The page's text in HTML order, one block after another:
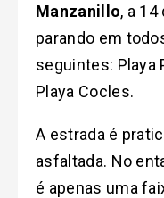
Manzanillo, a
parando em
seguintes: Playa
Playa Cocles.
A estrada é
asfaltada. No
é apenas uma